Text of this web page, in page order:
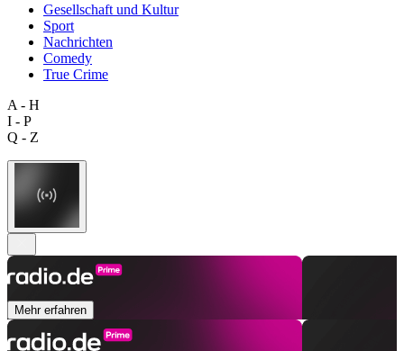
Gesellschaft und Kultur
Sport
Nachrichten
Comedy
True Crime
A - H
I - P
Q - Z
Mehr erfahren